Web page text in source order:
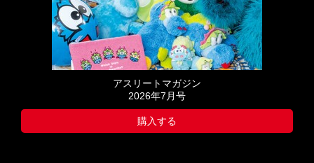
アスリートマガジン
2026年7月号
購入する